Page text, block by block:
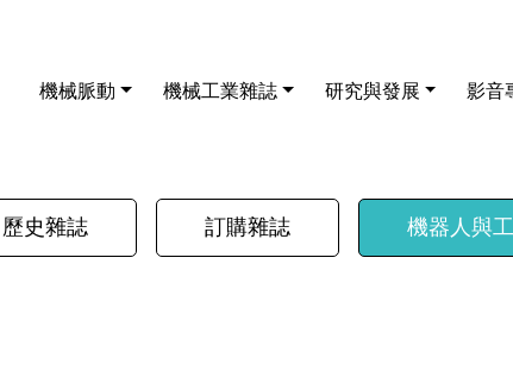
機械脈動 機械工業雜誌 研究與發展 影音
歷史雜誌 訂購雜誌 機器人與